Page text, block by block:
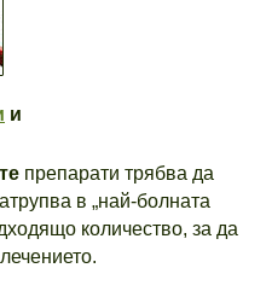
и
препарати трябва да
в „най-болната
количество, за да